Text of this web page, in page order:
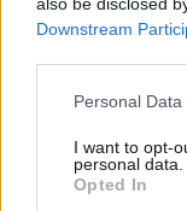
Downstream
Please note that
not limited to your
grant or deny
use your data for
Personal
I want to opt-
personal data.
Opted In
Στο μικροσκόπιο
Προεδρίας